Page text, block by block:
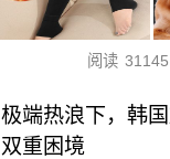
阅读 31145
极端热浪下，韩
双重困境